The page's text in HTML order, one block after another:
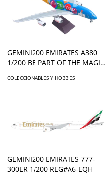
GEMINI200 EMIRATES A380
1/200 BE PART OF THE MAGIC
COLECCIONABLES Y HOBBIES
GEMINI200 EMIRATES 777-
300ER 1/200 REG#A6-EQH